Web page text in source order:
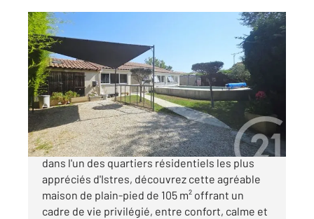
ISTRES 13
110,70 m
2, 4 pièces
Ref : 2640
Maison à vendre
399 995 €
Century 21 Cabinet Corvaja vous présente,
dans l'un des quartiers résidentiels les plus
appréciés d'Istres, découvrez cette agréable
maison de plain-pied de 105 m² offrant un
cadre de vie privilégié, entre confort, calme et